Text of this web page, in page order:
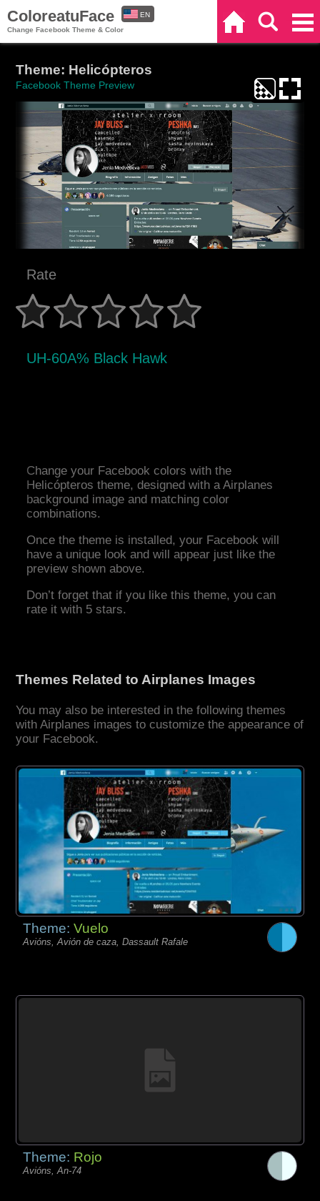
ColoreatuFace
Change Facebook Theme & Color
EN
Theme: Helicópteros
Facebook Theme Preview
Rate
UH-60A% Black Hawk
Change your Facebook colors with the
Helicópteros theme, designed with a Airplanes
background image and matching color
combinations.
Once the theme is installed, your Facebook will
have a unique look and will appear just like the
preview shown above.
Don’t forget that if you like this theme, you can
rate it with 5 stars.
Themes Related to Airplanes Images
You may also be interested in the following themes
with Airplanes images to customize the appearance of
your Facebook.
Theme:Vuelo
Avións, Avión de caza, Dassault Rafale
Theme: Rojo
Avións, An-74